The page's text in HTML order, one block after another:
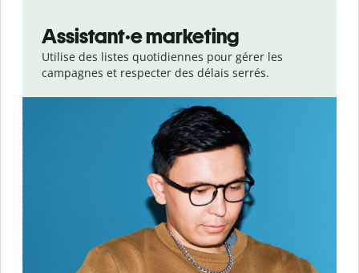
Assistant·e marketing
Utilise des listes quotidiennes pour gérer les
campagnes et respecter des délais serrés.